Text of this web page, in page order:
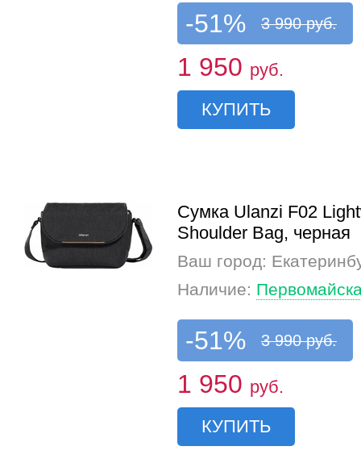
-51% 3 990 руб.
1 950 руб.
КУПИТЬ
Сумка Ulanzi F02
Shoulder Bag, черная
Ваш город:
Наличие:
-51% 3 990 руб.
1 950 руб.
КУПИТЬ